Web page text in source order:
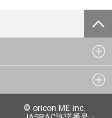
© oricon ME inc.